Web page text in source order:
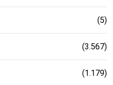
(5)
(3.567)
(1.179)